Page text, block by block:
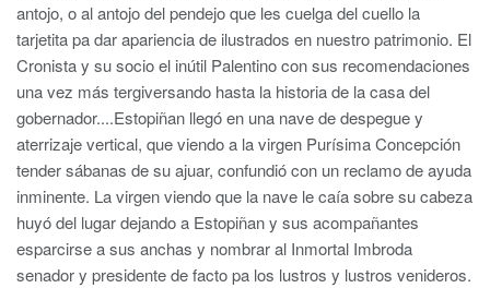
antojo, o al antojo del pendejo que les cuelga del cuello la
tarjetita pa dar apariencia de ilustrados en nuestro patrimonio. El
Cronista y su socio el inútil Palentino con sus recomendaciones
una vez más tergiversando hasta la historia de la casa del
gobernador....Estopiñan llegó en una nave de despegue y
aterrizaje vertical, que viendo a la virgen Purísima Concepción
tender sábanas de su ajuar, confundió con un reclamo de ayuda
inminente. La virgen viendo que la nave le caía sobre su cabeza
huyó del lugar dejando a Estopiñan y sus acompañantes
esparcirse a sus anchas y nombrar al Inmortal Imbroda
senador y presidente de facto pa los lustros y lustros venideros.